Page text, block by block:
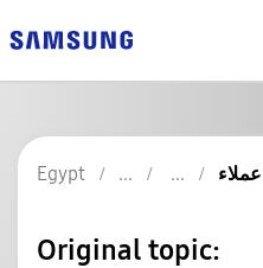
Egypt
Original topic: